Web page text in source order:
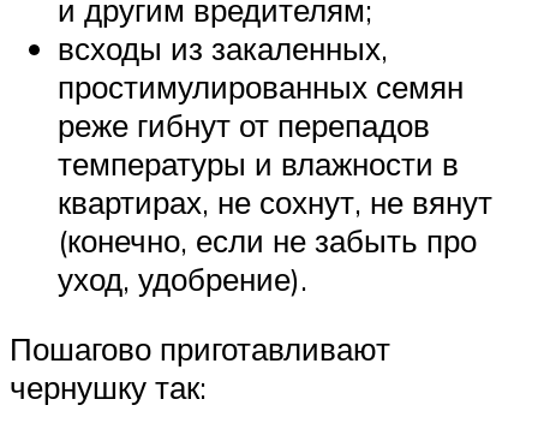
и другим вредителям;
всходы из закаленных,
простимулированных семян
реже гибнут от перепадов
температуры и влажности в
квартирах, не сохнут, не вянут
(конечно, если не забыть про
уход, удобрение).
Пошагово приготавливают
чернушку так: